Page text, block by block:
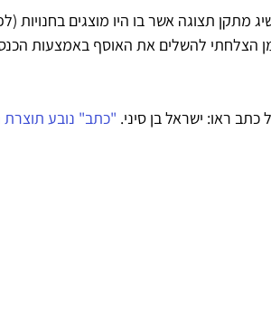
הצלחתי להשלים את האוסף באמצעות
ראו: ישראל בן סיני. "כתב" נובע